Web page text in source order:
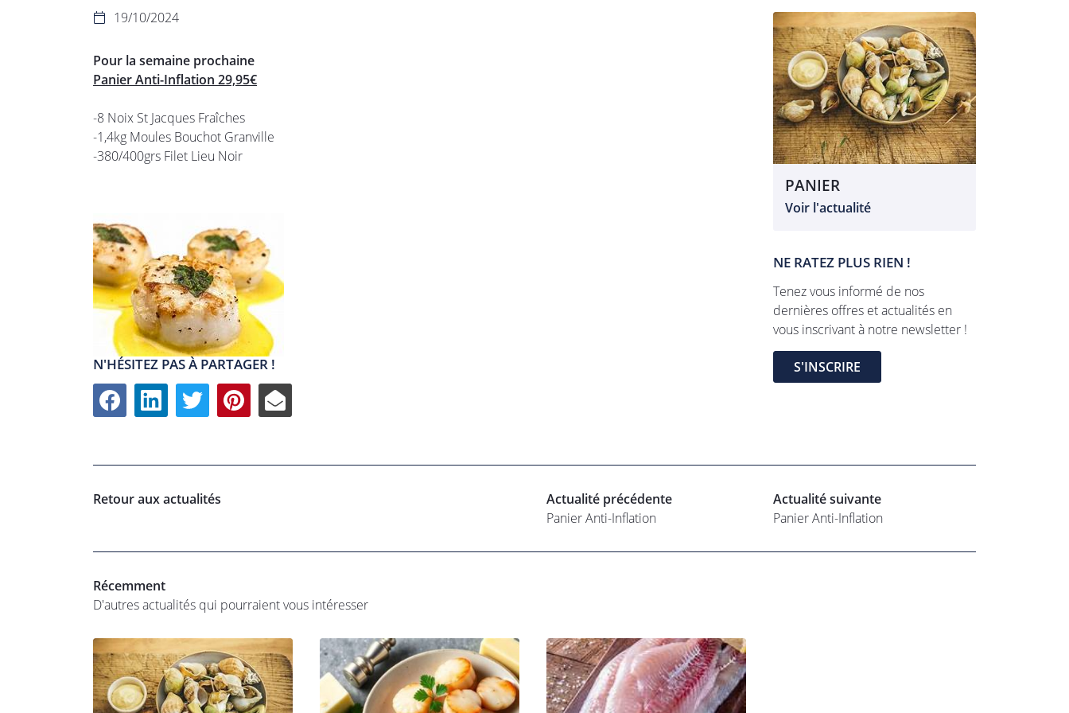
le formulaire de désinscription
INSCRIPTION
 19/10/2024
Pour la semaine prochaine
Panier Anti-Inflation 29,95€
-8 Noix St Jacques Fraîches
-1,4kg Moules Bouchot Granville
-380/400grs Filet Lieu Noir
N'HÉSITEZ PAS À PARTAGER !
PANIER
Voir l'actualité
NE RATEZ PLUS RIEN !
Tenez vous informé de nos
dernières offres et actualités en
vous inscrivant à notre newsletter !
S'INSCRIRE
Retour aux actualités
Actualité précédente
Panier Anti-Inflation
Actualité suivante
Panier Anti-Inflation
Récemment
D'autres actualités qui pourraient vous intéresser